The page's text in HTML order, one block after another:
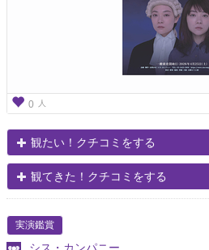
0 人
観たい！クチコミをする
観てきた！クチコミをする
実演鑑賞